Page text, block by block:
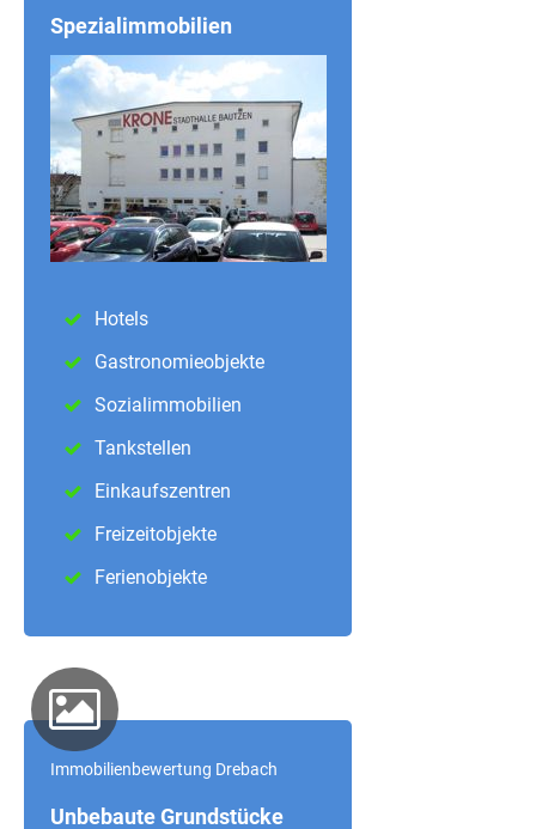
Spezialimmobilien
Hotels
Gastronomieobjekte
Sozialimmobilien
Tankstellen
Einkaufszentren
Freizeitobjekte
Ferienobjekte
Immobilienbewertung Drebach
Unbebaute Grundstücke